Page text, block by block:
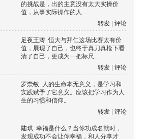
的挑战是，出的主意没有太大实操价
值，从事实际操作的人…
转发
评论
足夜王涛 恒大与拜仁这场比赛太有价
值，展现了自己，也终于真刀真枪下看
清了自己，更成为一把标尺…
转发
评论
罗崇敏 人的生命本无意义，是学习和
实践赋予了它意义。应该把学习作为人
生的习惯和信仰。
转发
评论
陆琪 幸福是什么？当你功成名就时，
发现成功不会让你幸福，和人分享才